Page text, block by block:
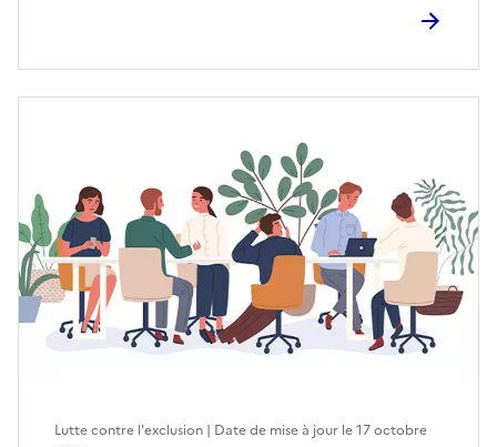
Lutte contre l'exclusion | Date de mise à jour le17 octobre